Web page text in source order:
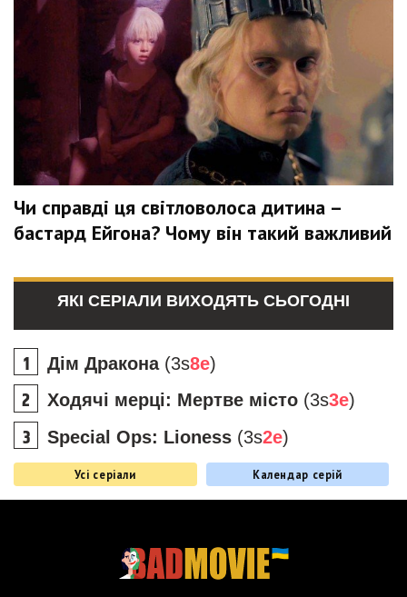
Чи справді ця світловолоса дитина –
бастард Ейгона? Чому він такий важливий
ЯКІ СЕРІАЛИ ВИХОДЯТЬ СЬОГОДНІ
Дім Дракона(3s8e)
Ходячі мерці: Мертве місто (3s3e)
Special Ops: Lioness (3s2e)
Усі серіали Календар серій